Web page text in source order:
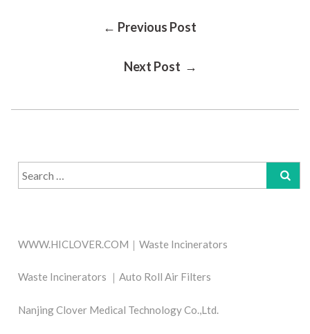
← Previous Post
Next Post →
Search
for:
WWW.HICLOVER.COM｜Waste Incinerators
Waste Incinerators ｜Auto Roll Air Filters
Nanjing Clover Medical Technology Co.,Ltd.